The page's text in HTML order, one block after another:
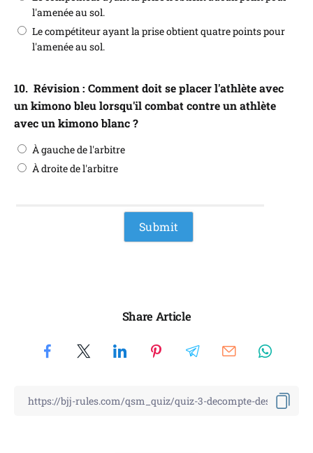
l'amenée au sol.
Le compétiteur ayant la prise obtient quatre points pour
l'amenée au sol.
10. Révision : Comment doit se placer l'athlète avec
un kimono bleu lorsqu'il combat contre un athlète
avec un kimono blanc ?
À gauche de l'arbitre
À droite de l'arbitre
Share Article